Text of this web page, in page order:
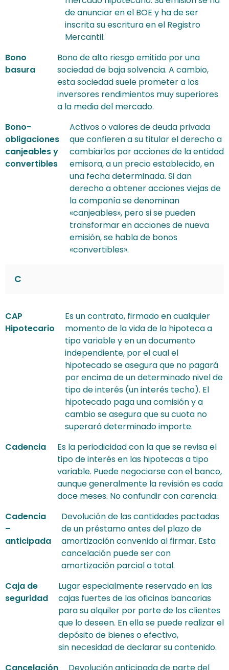
de anunciar en el BOE y ha de ser
inscrita su escritura en el Registro
Mercantil.
Bono
basura
Bono de alto riesgo emitido por una
sociedad de baja solvencia. A cambio,
esta sociedad suele prometer a los
inversores rendimientos muy superiores
a la media del mercado.
Bono-
obligaciones
canjeables y
convertibles
Activos o valores de deuda privada
que confieren a su titular el derecho a
cambiarlos por acciones de la entidad
emisora, a un precio establecido, en
una fecha determinada. Si dan
derecho a obtener acciones viejas de
la compañía se denominan
«canjeables», pero si se pueden
transformar en acciones de nueva
emisión, se habla de bonos
«convertibles».
C
CAP
Hipotecario
Es un contrato, firmado en cualquier
momento de la vida de la hipoteca a
tipo variable y en un documento
independiente, por el cual el
hipotecado se asegura que no pagará
por encima de un determinado nivel de
tipo de interés (un interés techo). El
hipotecado paga una comisión y a
cambio se asegura que su cuota no
superará determinado importe.
Cadencia
Es la periodicidad con la que se revisa el
tipo de interés en las hipotecas a tipo
variable. Puede negociarse con el banco,
aunque generalmente la revisión es cada
doce meses. No confundir con carencia.
Cadencia
–
anticipada
Devolución de las cantidades pactadas
de un préstamo antes del plazo de
amortización convenido al firmar. Esta
cancelación puede ser con
amortización parcial o total.
Caja de
seguridad
Lugar especialmente reservado en las
cajas fuertes de las oficinas bancarias
para su alquiler por parte de los clientes
que lo deseen. En ella se puede realizar el
depósito de bienes o efectivo,
sin necesidad de declarar su contenido.